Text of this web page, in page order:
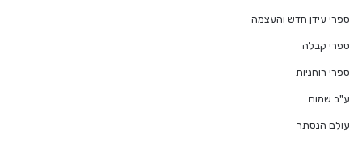
ספרי עידן חדש והעצמה
ספרי קבלה
ספרי רוחניות
ע"ב שמות
עולם הנסתר